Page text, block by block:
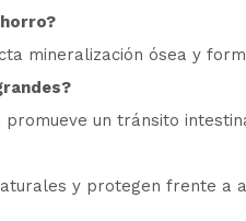
mineralización ósea y
un tránsito
y protegen frente a